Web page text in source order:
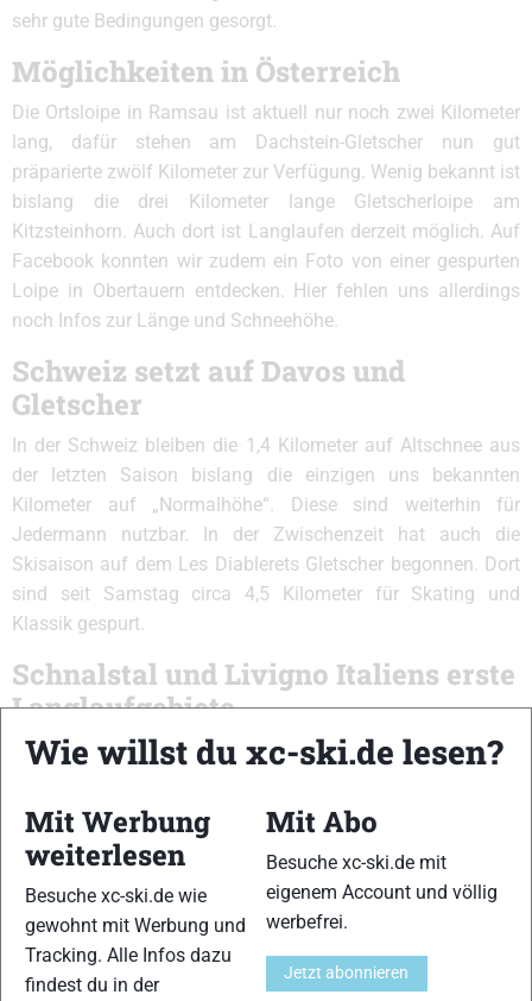
sehr gute Bedingungen gesorgt.
Möglichkeiten in Österreich
Die Ortsloipe in Ramsau ist aktuell nur noch zwei Kilometer
lang, dafür stehen am Dachstein-Gletscher nun gut
präparierte zwölf Kilometer zur Verfügung. Wenig bekannt ist
bislang die drei Kilometer lange Gletscherloipe am
Kitzsteinhorn. Auch dort ist Langlaufen derzeit möglich. Auf
Facebook konnten wir zudem ein Foto von einer gespurten
Loipe in Obertauern entdecken. Hier fehlen uns allerdings
noch Infos zur Länge und Schneehöhe.
Schweiz setzt auf Davos und
Gletscher
In der Schweiz bleiben die 1,4 Kilometer auf Altschnee aus
der letzten Saison bislang die einzigen uns bekannten
Kilometer auf „Normalhöhe“. Diese sind weiterhin für
Jedermann nutzbar. In der Zwischenzeit hat auch die
Skisaison auf dem Les Diablerets Gletscher begonnen. Dort
sind seit Samstag circa 4,5 Kilometer für Skating und
Klassik gespurt.
Schnalstal und Livigno Italiens erste
Langlaufgebiete
Der in den letzten Wochen bereits hochfrequentierte
Loipen für Klassik und Skating bieten. Neu hinzugekommen
sind dagegen drei Kilometer in Livigno. Dort kann auf einer
Höhe von knapp über 1.800 Metern doch etwas unterhalb
der Gletscherhöhe trainiert werden.
Keine Loipen in Deutschland
Nach einigen ersten Versuchen in der letzten Woche sind in
Wie willst du xc-ski.de lesen?
Mit Werbung
weiterlesen
Besuche xc-ski.de wie
gewohnt mit Werbung und
Tracking. Alle Infos dazu
findest du in der
Mit Abo
Besuche xc-ski.de mit
eigenem Account und völlig
werbefrei.
Jetzt abonnieren